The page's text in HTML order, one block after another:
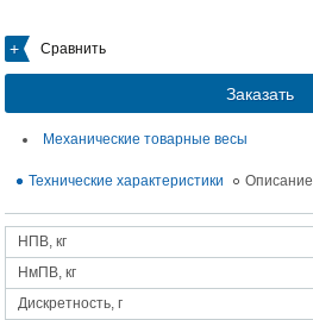
Сравнить
Заказать
Механические товарные весы
Технические характеристики Описание
НПВ, кг
НмПВ, кг
Дискретность, г